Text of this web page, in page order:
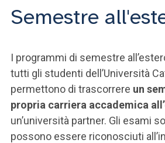
Semestre
I programmi di semestre
tutti gli studenti dell’Università
permettono di trascorrere un
propria carriera accademica
un’università partner. Gli esami
possono essere riconosciuti